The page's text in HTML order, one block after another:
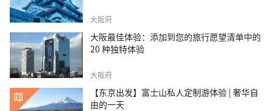
大阪府
大阪最佳体验：添加到您的旅行愿望清单中的
20 种独特体验
大阪府
【东京出发】富士山私人定制游体验 | 奢华自
由的一天